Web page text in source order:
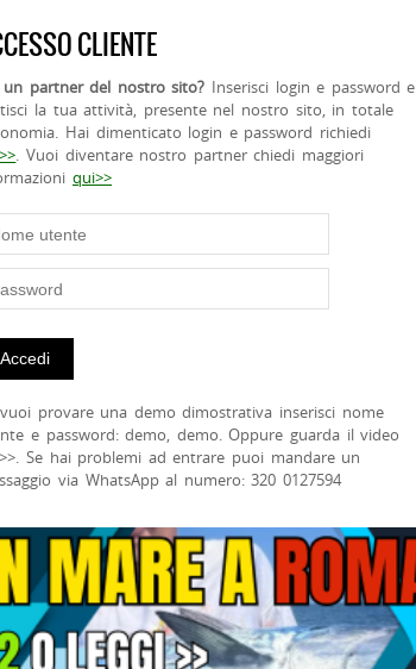
CLIENTE
un partner del nostro sito? Inserisci login e password e
la tua attività, presente nel nostro sito, in totale
Hai dimenticato login e password richiedi
. Vuoi diventare nostro partner chiedi maggiori
qui>>
provare una demo dimostrativa inserisci nome
e password: demo, demo. Oppure guarda il video
Se hai problemi ad entrare puoi mandare un
via WhatsApp al numero: 320 0127594